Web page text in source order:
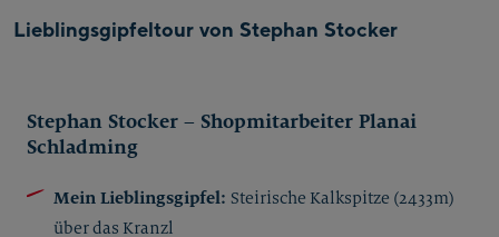
Lieblingsgipfeltour von Stephan Stocker
Stephan Stocker – Shopmitarbeiter Planai
Schladming
Mein Lieblingsgipfel: Steirische Kalkspitze (2433m)
über das Kranzl